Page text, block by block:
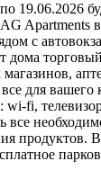
19.06.2026
Apartments
с
дома
для вашего
wi-fi,
все
продуктов.